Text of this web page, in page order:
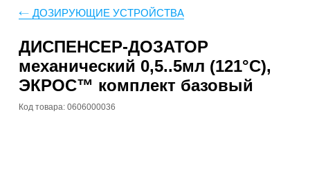
ДОЗИРУЮЩИЕ УСТРОЙСТВА
ДИСПЕНСЕР-ДОЗАТОР
механический 0,5..5мл (121°С),
ЭКРОС™ комплект базовый
Код товара: 0606000036